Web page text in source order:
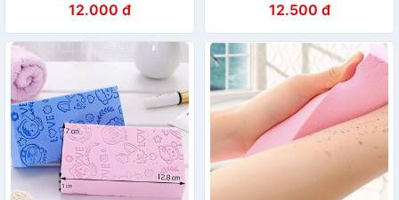
12.000 đ 12.500 đ